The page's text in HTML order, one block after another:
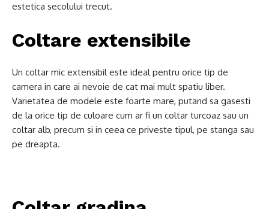
estetica secolului trecut.
Coltare extensibile
Un coltar mic extensibil este ideal pentru orice tip de
camera in care ai nevoie de cat mai mult spatiu liber.
Varietatea de modele este foarte mare, putand sa gasesti
de la orice tip de culoare cum ar fi un coltar turcoaz sau un
coltar alb, precum si in ceea ce priveste tipul, pe stanga sau
pe dreapta.